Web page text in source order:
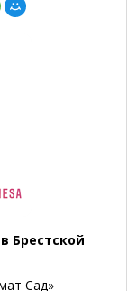
Брестской
Сад»